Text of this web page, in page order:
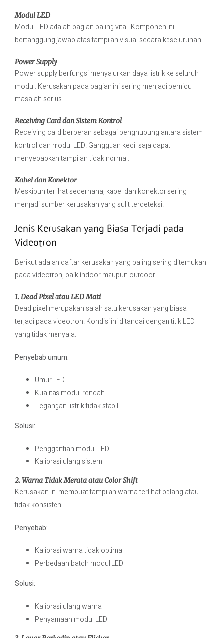
Modul LED
Modul LED adalah bagian paling vital. Komponen ini
bertanggung jawab atas tampilan visual secara keseluruhan.
Power Supply
Power supply berfungsi menyalurkan daya listrik ke seluruh
modul. Kerusakan pada bagian ini sering menjadi pemicu
masalah serius.
Receiving Card dan Sistem Kontrol
Receiving card berperan sebagai penghubung antara sistem
kontrol dan modul LED. Gangguan kecil saja dapat
menyebabkan tampilan tidak normal.
Kabel dan Konektor
Meskipun terlihat sederhana, kabel dan konektor sering
menjadi sumber kerusakan yang sulit terdeteksi.
Jenis Kerusakan yang Biasa Terjadi pada
Videotron
Berikut adalah daftar kerusakan yang paling sering ditemukan
pada videotron, baik indoor maupun outdoor.
1. Dead Pixel atau LED Mati
Dead pixel merupakan salah satu kerusakan yang biasa
terjadi pada videotron. Kondisi ini ditandai dengan titik LED
yang tidak menyala.
Penyebab umum:
Umur LED
Kualitas modul rendah
Tegangan listrik tidak stabil
Solusi:
Penggantian modul LED
Kalibrasi ulang sistem
2. Warna Tidak Merata atau Color Shift
Kerusakan ini membuat tampilan warna terlihat belang atau
tidak konsisten.
Penyebab:
Kalibrasi warna tidak optimal
Perbedaan batch modul LED
Solusi:
Kalibrasi ulang warna
Penyamaan modul LED